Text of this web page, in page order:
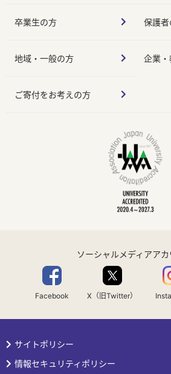
卒業生の方 保護
地域・一般の方 企業
ご寄付をお考えの方
ソーシャルメディアアカ
Facebook X（旧Twitter）
サイトポリシー
情報セキュリティポリシー